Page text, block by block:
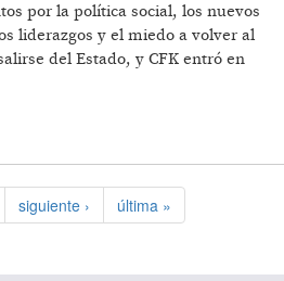
por la política social, los nuevos
liderazgos y el miedo a volver al
del Estado, y CFK entró en
siguiente › última »